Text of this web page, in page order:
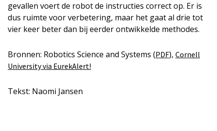
gevallen voert de robot de instructies correct op. Er is
dus ruimte voor verbetering, maar het gaat al drie tot
vier keer beter dan bij eerder ontwikkelde methodes.
Bronnen: Robotics Science and Systems (PDF), Cornell
University via EurekAlert!
Tekst: Naomi Jansen